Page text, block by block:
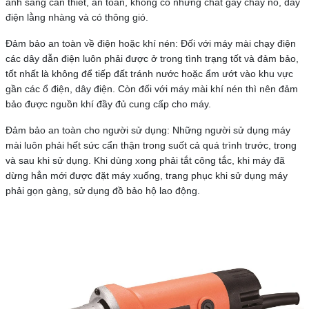
điện lằng nhàng và có thông gió.
Đảm bảo an toàn về điện hoặc khí nén: Đối với máy mài chạy điện
các dây dẫn điện luôn phải được ở trong tình trạng tốt và đảm bảo,
tốt nhất là không để tiếp đất tránh nước hoặc ẩm ướt vào khu vực
gần các ổ điện, dây điện. Còn đối với máy mài khí nén thì nên đảm
bảo được nguồn khí đầy đủ cung cấp cho máy.
Đảm bảo an toàn cho người sử dụng: Những người sử dụng máy
mài luôn phải hết sức cẩn thận trong suốt cả quá trình trước, trong
và sau khi sử dụng. Khi dùng xong phải tắt công tắc, khi máy đã
dừng hẳn mới được đặt máy xuống, trang phục khi sử dụng máy
phải gọn gàng, sử dụng đồ bảo hộ lao động.